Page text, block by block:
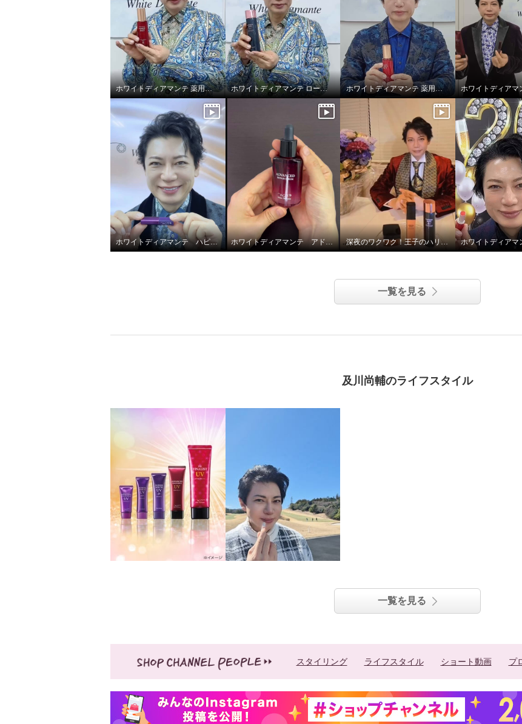
ホワイトディアマンテ 薬用ホ
ワイト＆ リンクルクリームＩ
Ｉ “フォースファクトＩＩ”
（医薬部外品・ 薬用クリー
ム）
¥0
ホワイトディアマンテ 薬用ホ
ワイト＆ リンクルクリームＩ
Ｉ “フォースファクトＩＩ” ２
個セット
¥0
ホワイトディアマンテ 薬用ホワイト＆ リンクルセラムⅡ “フォースファクトセラムⅡ” ホワイトディアマンテ ローションディーテ リュクス ホワイトディアマンテ 薬用ホワイト＆ リンクルセラムⅡ “フォースファクトセラムⅡ”
ホワイトディアマンテ ハピエンスリップラグゼ ホワイトディアマンテ アドバンスドリペアセラム 深夜のワクワク！王子のハリツヤ！！
一覧を見る
及川尚輔のライフスタイル
一覧を見る
スタイリング ライフスタイル ショート動画 プ